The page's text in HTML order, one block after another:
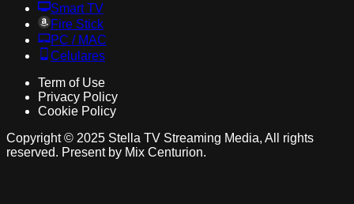
Smart TV
Fire Stick
PC / MAC
Celulares
Term of Use
Privacy Policy
Cookie Policy
Copyright © 2025 Stella TV Streaming Media, All rights
reserved. Present by Mix Centurion.